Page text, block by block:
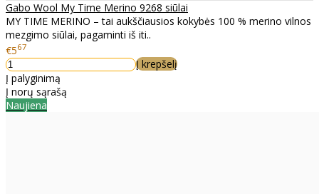
Gabo Wool My Time Merino 9268 siūlai
MY TIME MERINO – tai aukščiausios kokybės 100 % merino vilnos
mezgimo siūlai, pagaminti iš iti..
€567
Į krepšelį
Į palyginimą
Į norų sąrašą
Naujiena